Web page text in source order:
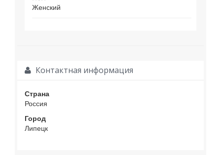
Женский
Контактная информация
Страна
Россия
Город
Липецк